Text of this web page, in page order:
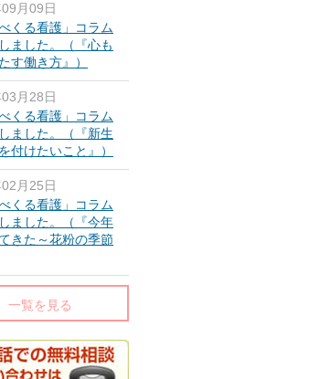
月09日
べくる看護」コラム
ました。（『心も
す働き方』）
月28日
べくる看護」コラム
ました。（『新生
付けたいこと』）
月25日
べくる看護」コラム
ました。（『今年
きた～花粉の季節
一覧を見る